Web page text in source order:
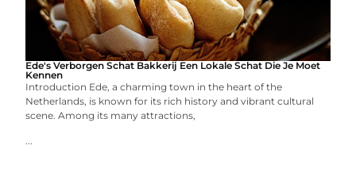
Ede's Verborgen Schat Bakkerij Een Lokale Schat Die Je Moet
Kennen
Introduction Ede, a charming town in the heart of the
Netherlands, is known for its rich history and vibrant cultural
scene. Among its many attractions,
...